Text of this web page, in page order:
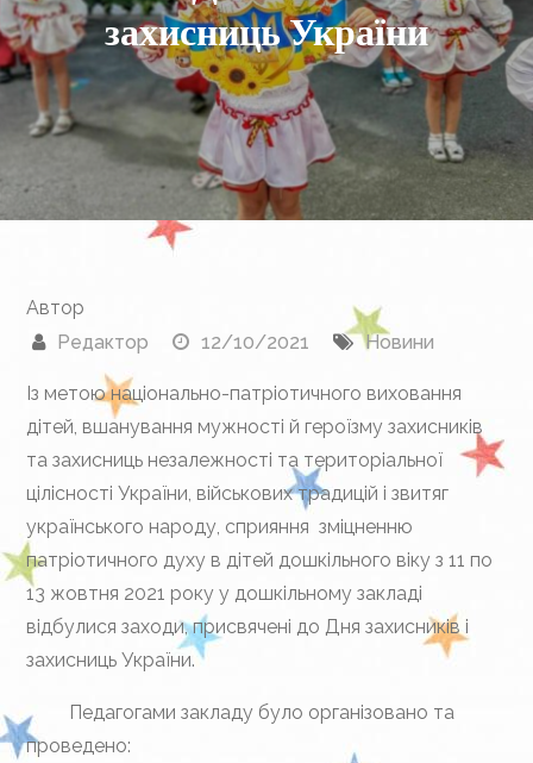
захисниць України
Автор
Редактор
12/10/2021 Новини
Із метою національно-патріотичного виховання
дітей, вшанування мужності й героїзму захисників
та захисниць незалежності та територіальної
цілісності України, військових традицій і звитяг
українського народу, сприяння зміцненню
патріотичного духу в дітей дошкільного віку з 11 по
13 жовтня 2021 року у дошкільному закладі
відбулися заходи, присвячені до Дня захисників і
захисниць України.
Педагогами закладу було організовано та
проведено: